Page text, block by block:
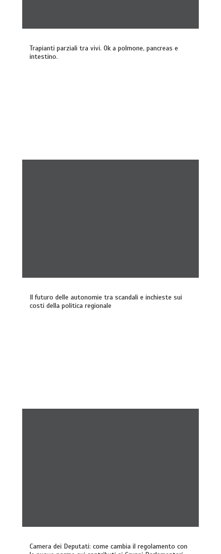
Trapianti parziali tra vivi. Ok a polmone, pancreas e
intestino.
Il futuro delle autonomie tra scandali e inchieste sui
costi della politica regionale
Camera dei Deputati: come cambia il regolamento con